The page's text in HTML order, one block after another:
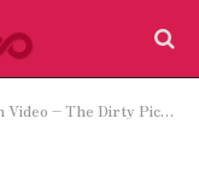
Dirty Picture | 2011 Song